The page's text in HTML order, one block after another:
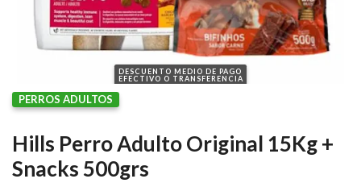
DESCUENTO MEDIO DE PAGO
EFECTIVO O TRANSFERENCIA
PERROS ADULTOS
Hills Perro Adulto Original 15Kg +
Snacks 500grs